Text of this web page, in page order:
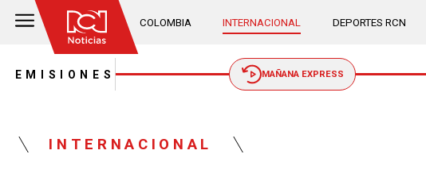
COLOMBIA INTERNACIONAL DEPORTES RCN
EMISIONES MAÑANA EXPRESS
INTERNACIONAL